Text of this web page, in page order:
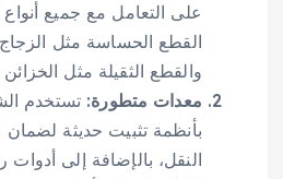
على التعامل مع جميع أنواع
القطع الحساسة مثل الزجاج
والقطع الثقيلة مثل
معدات متطورة: تستخدم
بأنظمة تثبيت حديثة لضمان
النقل، بالإضافة إلى